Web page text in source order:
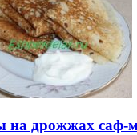
на дрожжах саф-